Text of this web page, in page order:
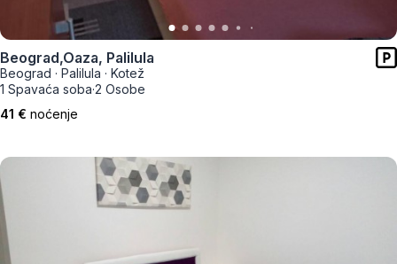
Beograd,Oaza, Palilula
Beograd · Palilula · Kotež
1 Spavaća soba·2 Osobe
41 € noćenje